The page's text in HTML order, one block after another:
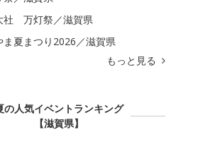
社 万灯祭／滋賀県
ま夏まつり2026／滋賀県
もっと見る
の人気イベントランキング
【滋賀県】